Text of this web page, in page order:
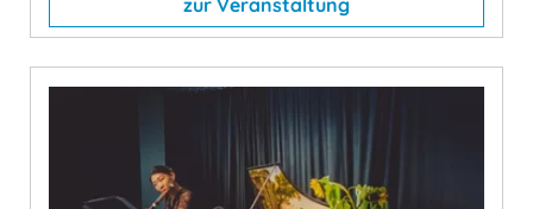
zur Veranstaltung